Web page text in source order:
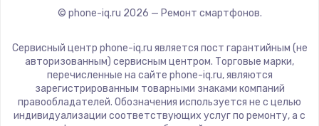
3000 руб.
Замена материнской платы
1590 руб.
Заказать
Elephone
BlackView
Google
Vertu
© phone-iq.ru 2026 — Ремонт смартфонов.
Сервисный центр phone-iq.ru является пост гарантийным (не
авторизованным) сервисным центром. Торговые марки,
перечисленные на сайте phone-iq.ru, являются
зарегистрированным товарными знаками компаний
правообладателей. Обозначения используется не с целью
индивидуализации соответствующих услуг по ремонту, а с